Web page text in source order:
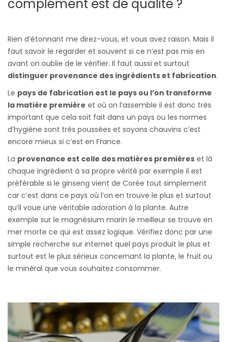
complément est de qualité ?
Rien d’étonnant me direz-vous, et vous avez raison. Mais il
faut savoir le regarder et souvent si ce n’est pas mis en
avant on oublie de le vérifier. Il faut aussi et surtout
distinguer provenance des ingrédients et fabrication.
Le pays de fabrication est le pays ou l’on transforme
la matière première et où on l’assemble il est donc très
important que cela soit fait dans un pays ou les normes
d’hygiène sont très poussées et soyons chauvins c’est
encore mieux si c’est en France.
La provenance est celle des matières premières et là
chaque ingrédient à sa propre vérité par exemple il est
préférable si le ginseng vient de Corée tout simplement
car c’est dans ce pays où l’on en trouve le plus et surtout
qu’il voue une véritable adoration à la plante. Autre
exemple sur le magnésium marin le meilleur se trouve en
mer morte ce qui est assez logique. Vérifiez donc par une
simple recherche sur internet quel pays produit le plus et
surtout est le plus sérieux concernant la plante, le fruit ou
le minéral que vous souhaitez consommer.